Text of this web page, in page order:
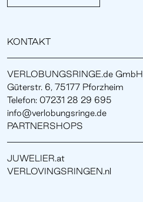
KONTAKT
VERLOBUNGSRINGE.de GmbH
Güterstr. 6, 75177 Pforzheim
Telefon: 07231 28 29 695
info@verlobungsringe.de
PARTNERSHOPS
JUWELIER.at
VERLOVINGSRINGEN.nl